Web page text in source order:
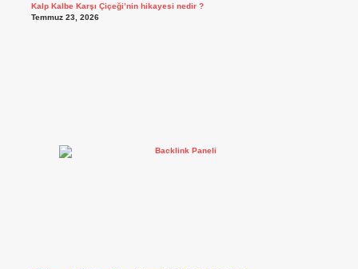
Kalp Kalbe Karşı Çiçeği’nin hikayesi nedir ?
Temmuz 23, 2026